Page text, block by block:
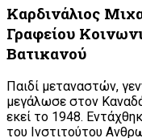
Καρδινάλιος
Γραφείου
Βατικανού
Παιδί μεταναστών,
μεγάλωσε στον
εκεί το 1948.
του Ινστιτούτου